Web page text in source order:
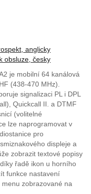
anglicky
obsluze, česky
je mobilní 64 kanálová
(438-470 MHz).
signalizaci PL i DPL
Quickcall II. a DTMF
(volitelné
lze naprogramovat v
pro
displeje a
zobrazit textové popisy
řadě ikon u horního
funkce nastavení
zobrazované na